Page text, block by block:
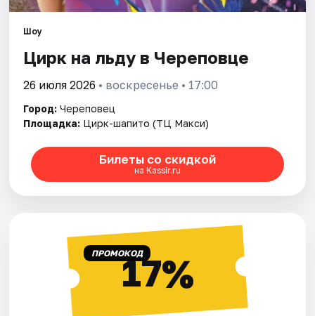
Рейтинги
Шоу
Цирк на льду в Череповце
26 июля 2026 • воскресенье • 17:00
Город: Череповец
Площадка: Цирк-шапито (ТЦ Макси)
Билеты со скидкой
на Kassir.ru
ПРОМОКОД17%